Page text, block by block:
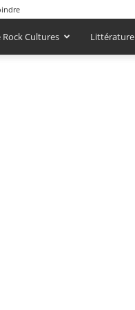
Cultures Littérature